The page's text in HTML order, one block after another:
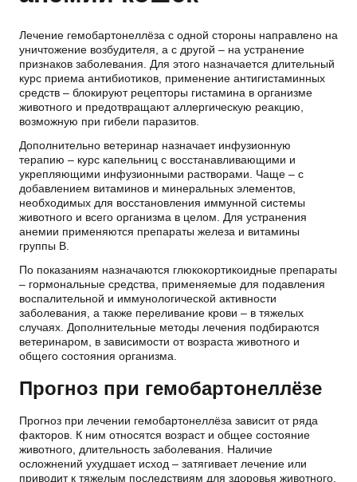
Лечение гемобартонеллёза с одной стороны направлено на
уничтожение возбудителя, а с другой – на устранение
признаков заболевания. Для этого назначается длительный
курс приема антибиотиков, применение антигистаминных
средств – блокируют рецепторы гистамина в организме
животного и предотвращают аллергическую реакцию,
возможную при гибели паразитов.
Дополнительно ветеринар назначает инфузионную
терапию – курс капельниц с восстанавливающими и
укрепляющими инфузионными растворами. Чаще – с
добавлением витаминов и минеральных элементов,
необходимых для восстановления иммунной системы
животного и всего организма в целом. Для устранения
анемии применяются препараты железа и витамины
группы В.
По показаниям назначаются глюкокортикоидные препараты
– гормональные средства, применяемые для подавления
воспалительной и иммунологической активности
заболевания, а также переливание крови – в тяжелых
случаях. Дополнительные методы лечения подбираются
ветеринаром, в зависимости от возраста животного и
общего состояния организма.
Прогноз при гемобартонеллёзе
Прогноз при лечении гемобартонеллёза зависит от ряда
факторов. К ним относятся возраст и общее состояние
животного, длительность заболевания. Наличие
осложнений ухудшает исход – затягивает лечение или
приводит к тяжелым последствиям для здоровья животного.